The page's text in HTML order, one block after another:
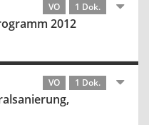
VO 1 Dok.
2012
VO 1 Dok.